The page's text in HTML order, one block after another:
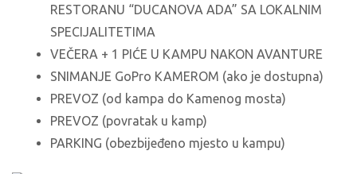
RESTORANU “DUCANOVA ADA” SA LOKALNIM
SPECIJALITETIMA
VEČERA + 1 PIĆE U KAMPU NAKON AVANTURE
SNIMANJE GoPro KAMEROM (ako je dostupna)
PREVOZ (od kampa do Kamenog mosta)
PREVOZ (povratak u kamp)
PARKING (obezbijeđeno mjesto u kampu)